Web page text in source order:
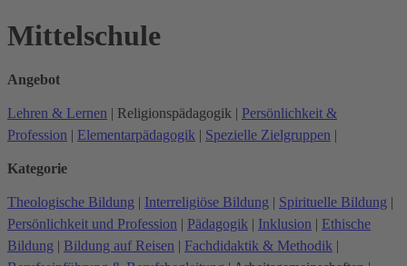
Mittelschule
Angebot
Lehren & Lernen | Religionspädagogik | Persönlichkeit &
Profession | Elementarpädagogik | Spezielle Zielgruppen |
Kategorie
Theologische Bildung | Interreligiöse Bildung | Spirituelle Bildung |
Persönlichkeit und Profession | Pädagogik | Inklusion | Ethische
Bildung | Bildung auf Reisen | Fachdidaktik & Methodik |